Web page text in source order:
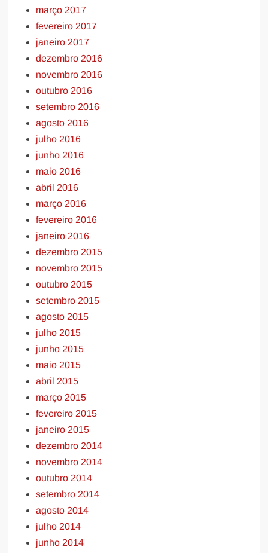
março 2017
fevereiro 2017
janeiro 2017
dezembro 2016
novembro 2016
outubro 2016
setembro 2016
agosto 2016
julho 2016
junho 2016
maio 2016
abril 2016
março 2016
fevereiro 2016
janeiro 2016
dezembro 2015
novembro 2015
outubro 2015
setembro 2015
agosto 2015
julho 2015
junho 2015
maio 2015
abril 2015
março 2015
fevereiro 2015
janeiro 2015
dezembro 2014
novembro 2014
outubro 2014
setembro 2014
agosto 2014
julho 2014
junho 2014